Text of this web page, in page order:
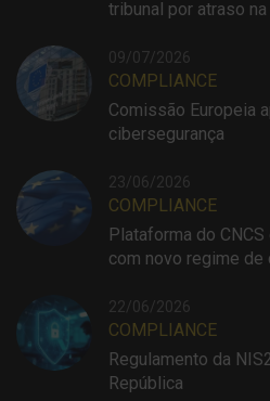
tribunal por atraso na
09/07/2026
COMPLIANCE
Comissão Europeia
cibersegurança
23/06/2026
COMPLIANCE
Plataforma do
com novo regime de
22/06/2026
COMPLIANCE
Regulamento da
República